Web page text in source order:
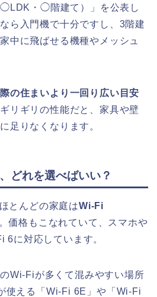
・◯階建て）」を公表し
ら入門機で十分ですし、3階建
中に飛ばせる機種やメッシュ
の住まいより一回り広い目安
リギリの性能だと、家具や壁
足りなくなります。
どれを選べばいい？
とんどの家庭はWi-Fi
価格もこなれていて、スマホや
6に対応しています。
Wi-Fiが多くて混みやすい場所
使える「Wi-Fi 6E」や「Wi-Fi